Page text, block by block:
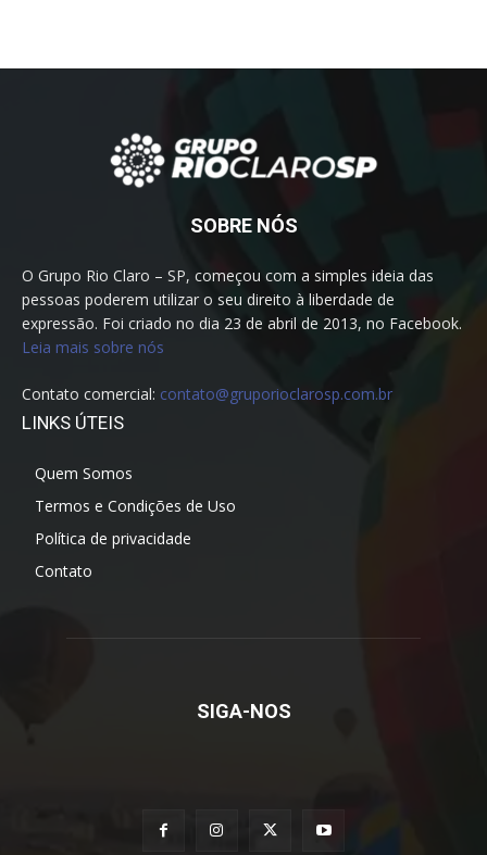
SOBRE NÓS
O Grupo Rio Claro – SP, começou com a simples ideia das
pessoas poderem utilizar o seu direito à liberdade de
expressão. Foi criado no dia 23 de abril de 2013, no Facebook.
Leia mais sobre nós
Contato comercial: contato@gruporioclarosp.com.br
LINKS ÚTEIS
Quem Somos
Termos e Condições de Uso
Política de privacidade
Contato
SIGA-NOS